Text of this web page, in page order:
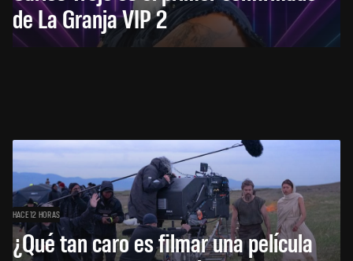
de La Granja VIP 2
HACE 12 HORAS
¿Qué tan caro es filmar una película